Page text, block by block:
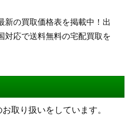
新の買取価格表を掲載中！出
対応で送料無料の宅配買取を
取り扱いをしています。